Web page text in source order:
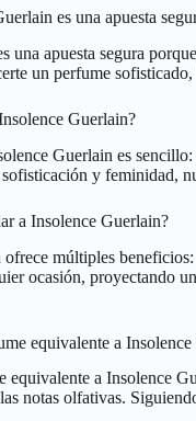
es una apuesta
una apuesta segura
un perfume
Guerlain?
Guerlain es
y feminidad,
a Insolence Guerlain?
múltiples
ocasión, proyectando
equivalente a
equivalente a Insolence
notas olfativas.